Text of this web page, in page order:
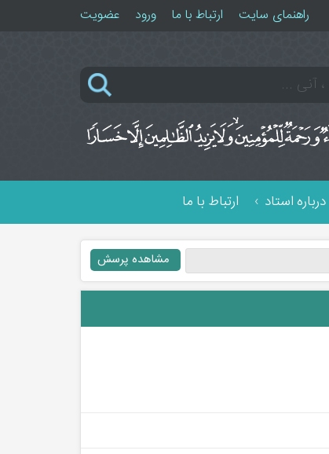
راهنمای سایت ارتباط با ما ورود عضویت
درباره استاد ارتباط با ما